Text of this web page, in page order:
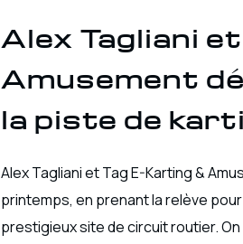
Alex Tagliani
Amusement
la piste de
Alex Tagliani et Tag E-Karting &
printemps, en prenant la relève
prestigieux site de circuit routier. On